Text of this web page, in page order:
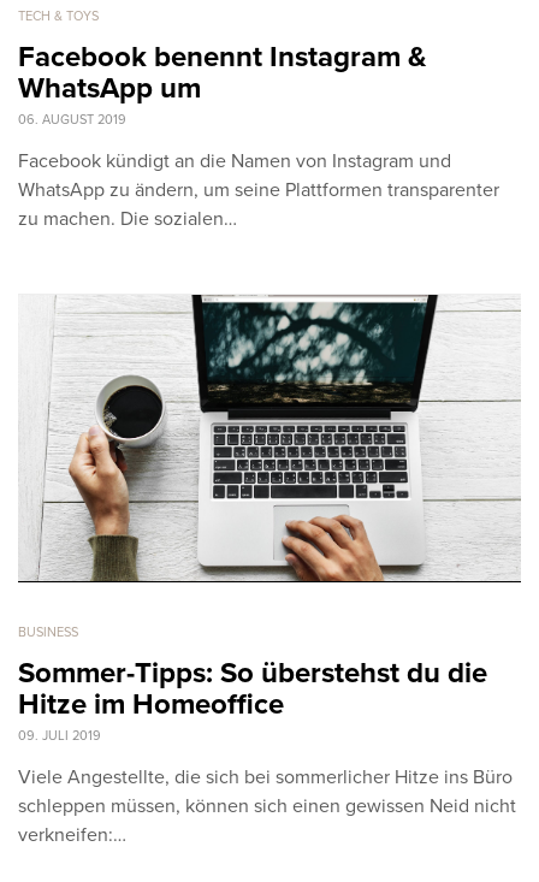
TECH & TOYS
Facebook benennt Instagram &
WhatsApp um
06. AUGUST 2019
Facebook kündigt an die Namen von Instagram und
WhatsApp zu ändern, um seine Plattformen transparenter
zu machen. Die sozialen…
BUSINESS
Sommer-Tipps: So überstehst du die
Hitze im Homeoffice
09. JULI 2019
Viele Angestellte, die sich bei sommerlicher Hitze ins Büro
schleppen müssen, können sich einen gewissen Neid nicht
verkneifen:…